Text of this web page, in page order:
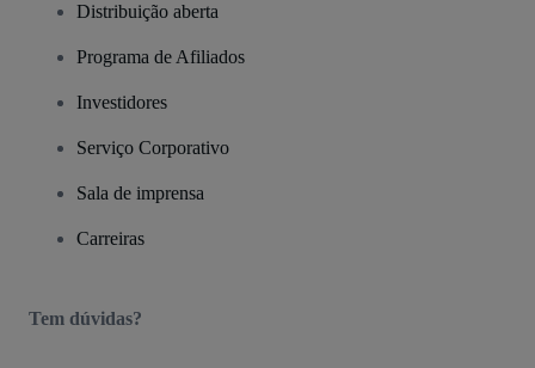
Distribuição aberta
Programa de Afiliados
Investidores
Serviço Corporativo
Sala de imprensa
Carreiras
Tem dúvidas?